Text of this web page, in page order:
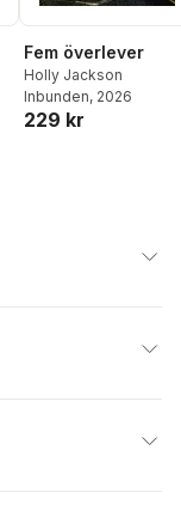
antal röster:
Fem överlever
Holly Jackson
Inbunden, 2026
229 kr